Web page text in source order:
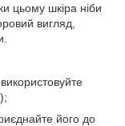
цьому шкіра ніби
вигляд,
його до